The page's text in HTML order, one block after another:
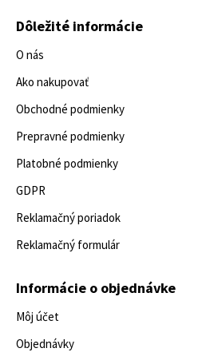
Dôležité informácie
O nás
Ako nakupovať
Obchodné podmienky
Prepravné podmienky
Platobné podmienky
GDPR
Reklamačný poriadok
Reklamačný formulár
Informácie o objednávke
Môj účet
Objednávky